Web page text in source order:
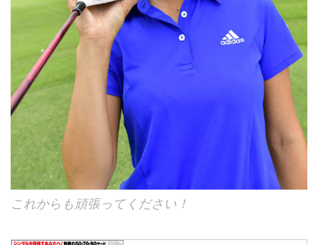
これからも頑張ってください！